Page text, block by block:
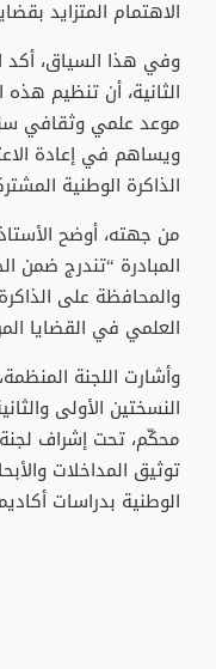
الاهتمام المتزايد
وفي هذا السياق، أكد
الثانية، أن تنظيم
موعد علمي وثقافي
ويساهم في إعادة
الذاكرة الوطنية
من جهته، أوضح
المبادرة “تندرج ضمن
والمحافظة على
العلمي في القضايا
وأشارت اللجنة
النسختين الأولى
محكّم، تحت إشراف
توثيق المداخلات
الوطنية بدراسات